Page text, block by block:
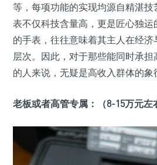
等，每项功能的实现均源自精湛
表不仅科技含量高，更是匠心独
的手表，往往意味着其主人在经
层次。因此，对于那些能同时承
的人来说，无疑是高收入群体的象
老板或者高管专属：（8-15万元左